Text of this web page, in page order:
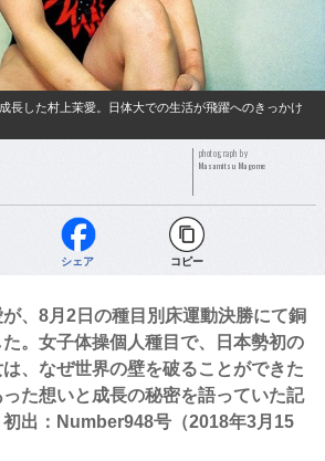
長した村上茉愛。日体大での生活が飛躍へのきっかけ
photograph by
Masamitsu Magome
シェア コピー
、8月2日の種目別床運動決勝にて銅
。女子体操個人種目で、日本勢初の
、なぜ世界の壁を破ることができた
た想いと成長の秘密を語っていた記
出：Number948号（2018年3月15